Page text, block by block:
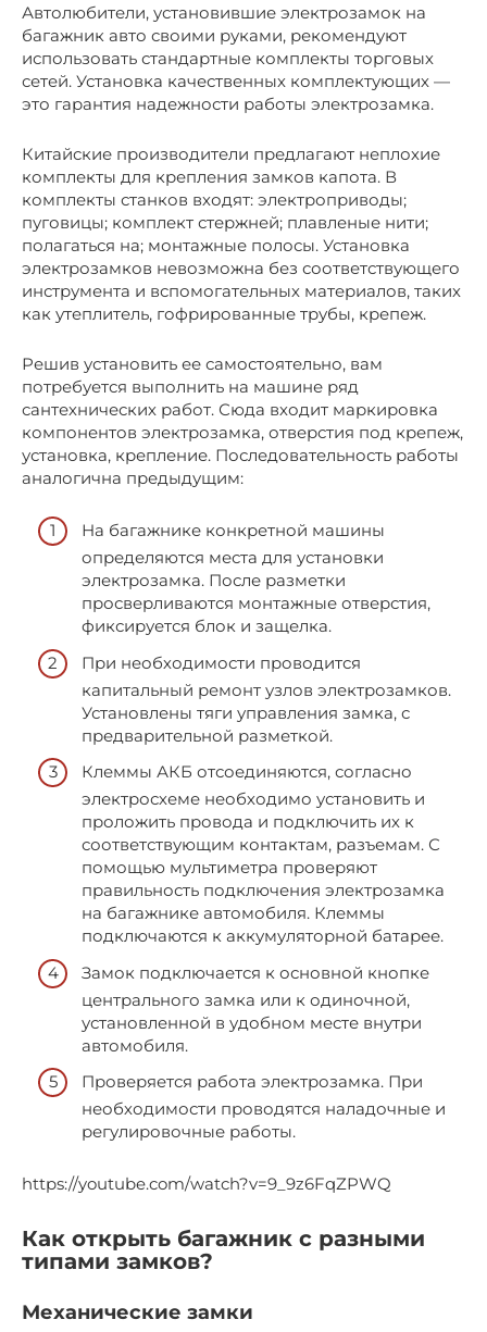
Автолюбители, установившие электрозамок на
багажник авто своими руками, рекомендуют
использовать стандартные комплекты торговых
сетей. Установка качественных комплектующих —
это гарантия надежности работы электрозамка.
Китайские производители предлагают неплохие
комплекты для крепления замков капота. В
комплекты станков входят: электроприводы;
пуговицы; комплект стержней; плавленые нити;
полагаться на; монтажные полосы. Установка
электрозамков невозможна без соответствующего
инструмента и вспомогательных материалов, таких
как утеплитель, гофрированные трубы, крепеж.
Решив установить ее самостоятельно, вам
потребуется выполнить на машине ряд
сантехнических работ. Сюда входит маркировка
компонентов электрозамка, отверстия под крепеж,
установка, крепление. Последовательность работы
аналогична предыдущим:
На багажнике конкретной машины
определяются места для установки
электрозамка. После разметки
просверливаются монтажные отверстия,
фиксируется блок и защелка.
При необходимости проводится
капитальный ремонт узлов электрозамков.
Установлены тяги управления замка, с
предварительной разметкой.
Клеммы АКБ отсоединяются, согласно
электросхеме необходимо установить и
проложить провода и подключить их к
соответствующим контактам, разъемам. С
помощью мультиметра проверяют
правильность подключения электрозамка
на багажнике автомобиля. Клеммы
подключаются к аккумуляторной батарее.
Замок подключается к основной кнопке
центрального замка или к одиночной,
установленной в удобном месте внутри
автомобиля.
Проверяется работа электрозамка. При
необходимости проводятся наладочные и
регулировочные работы.
https://youtube.com/watch?v=9_9z6FqZPWQ
Как открыть багажник с разными
типами замков?
Механические замки